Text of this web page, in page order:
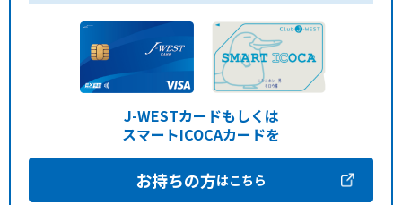
J-WESTカードもしくは
スマートICOCAカードを
お持ちの方はこちら